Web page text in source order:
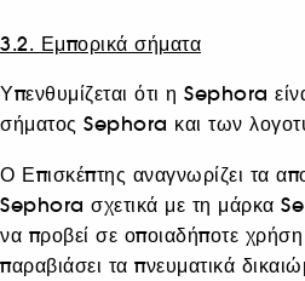
3.2. Εμπορικά σήματα
Υπενθυμίζεται ότι η Sephora
σήματος Sephora και των
Ο Επισκέπτης αναγνωρίζει τα
Sephora σχετικά με τη μάρκα
να προβεί σε οποιαδήποτε χρήση
παραβιάσει τα πνευματικά